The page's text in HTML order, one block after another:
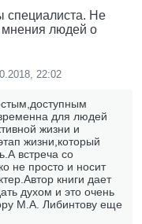
специалиста. Не
мнения людей о
22:02
для людей
жизни и
жизни,который
встреча со
не просто и носит
книги дает
духом и это очень
М.А. Либинтову еще